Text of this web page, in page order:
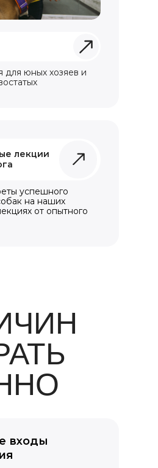
лекции
успешного
на наших
от опытного
для юных хозяев и
входы